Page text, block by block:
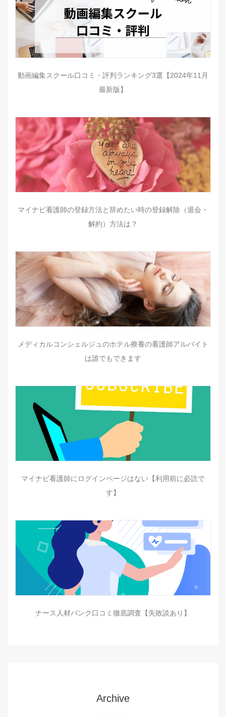
動画編集スクール口コミ・評判ランキング3選【2024年11月
最新版】
マイナビ看護師の登録方法と辞めたい時の登録解除（退会・
解約）方法は？
メディカルコンシェルジュのホテル療養の看護師アルバイト
は誰でもできます
マイナビ看護師にログインページはない【利用前に必読で
す】
ナース人材バンク口コミ徹底調査【失敗談あり】
Archive